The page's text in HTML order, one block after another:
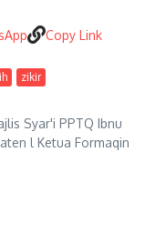
Copy Link
zikir
Syar'i PPTQ Ibnu
l Ketua Formaqin